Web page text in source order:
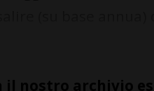
il nostro archivio